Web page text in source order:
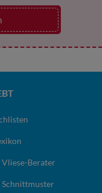
Vliese-Berater
Schnittmuster